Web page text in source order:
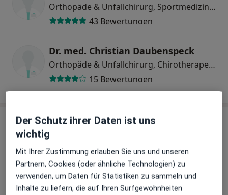
Orthopäde & Unfallchirurg, Sportmediziner, Chirotherapeut
43 Bewertungen
Dr. med. Christian Daubenspeck
Orthopäde & Unfallchirurg, Chirotherapeut, Notfallmediziner
15 Bewertungen
Praxis
Zu Google Maps
Der Schutz ihrer Daten ist uns
wichtig
Mit Ihrer Zustimmung erlauben Sie uns und unseren
Partnern, Cookies (oder ähnliche Technologien) zu
verwenden, um Daten für Statistiken zu sammeln und
Inhalte zu liefern, die auf Ihren Surfgewohnheiten